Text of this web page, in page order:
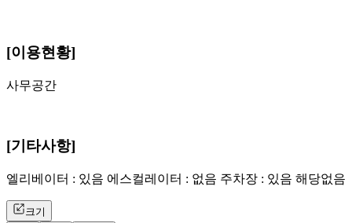
[이용현황]
사무공간
[기타사항]
엘리베이터 : 있음 에스컬레이터 : 없음 주차장 : 있음 해당없음
크기